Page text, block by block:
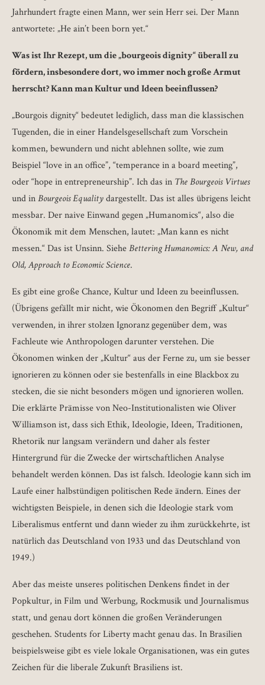
Jahrhundert fragte einen Mann, wer sein Herr sei. Der Mann
antwortete: „He ain’t been born yet.“
Was ist Ihr Rezept, um die „bourgeois dignity“ überall zu
fördern, insbesondere dort, wo immer noch große Armut
herrscht? Kann man Kultur und Ideen beeinflussen?
„Bourgois dignity“ bedeutet lediglich, dass man die klassischen
Tugenden, die in einer Handelsgesellschaft zum Vorschein
kommen, bewundern und nicht ablehnen sollte, wie zum
Beispiel “love in an office”, “temperance in a board meeting”,
oder “hope in entrepreneurship”. Ich das in The Bourgeois Virtues
und inBourgeois Equalitydargestellt. Das ist alles übrigens leicht
messbar. Der naive Einwand gegen „Humanomics“, also die
Ökonomik mit dem Menschen, lautet: „Man kann es nicht
messen.“ Das ist Unsinn. SieheBettering Humanomics: A New, and
Old, Approach to Economic Science.
Es gibt eine große Chance, Kultur und Ideen zu beeinflussen.
(Übrigens gefällt mir nicht, wie Ökonomen den Begriff „Kultur“
verwenden, in ihrer stolzen Ignoranz gegenüber dem, was
Fachleute wie Anthropologen darunter verstehen. Die
Ökonomen winken der „Kultur“ aus der Ferne zu, um sie besser
ignorieren zu können oder sie bestenfalls in eine Blackbox zu
stecken, die sie nicht besonders mögen und ignorieren wollen.
Die erklärte Prämisse von Neo-Institutionalisten wie Oliver
Williamson ist, dass sich Ethik, Ideologie, Ideen, Traditionen,
Rhetorik nur langsam verändern und daher als fester
Hintergrund für die Zwecke der wirtschaftlichen Analyse
behandelt werden können. Das ist falsch. Ideologie kann sich im
Laufe einer halbstündigen politischen Rede ändern. Eines der
wichtigsten Beispiele, in denen sich die Ideologie stark vom
Liberalismus entfernt und dann wieder zu ihm zurückkehrte, ist
natürlich das Deutschland von 1933 und das Deutschland von
1949.)
Aber das meiste unseres politischen Denkens findet in der
Popkultur, in Film und Werbung, Rockmusik und Journalismus
statt, und genau dort können die großen Veränderungen
geschehen. Students for Liberty macht genau das. In Brasilien
beispielsweise gibt es viele lokale Organisationen, was ein gutes
Zeichen für die liberale Zukunft Brasiliens ist.